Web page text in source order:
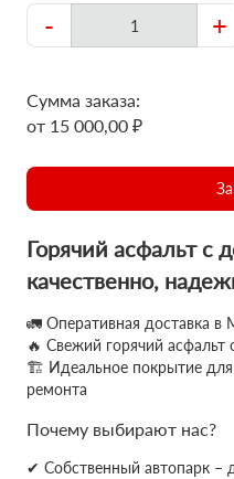
- +
Сумма заказа:
от 15 000,00 ₽
Горячий асфальт с
качественно,
🚛 Оперативная доставка
🔥 Свежий горячий асфальт
🏗 Идеальное покрытие для
ремонта
Почему выбирают нас?
✔ Собственный автопарк –